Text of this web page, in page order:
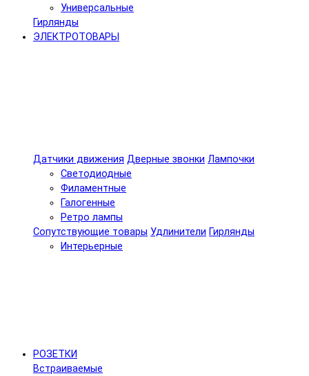
Универсальные
Гирлянды
ЭЛЕКТРОТОВАРЫ
Датчики движения Дверные звонки Лампочки
Светодиодные
Филаментные
Галогенные
Ретро лампы
Сопутствующие товары Удлинители Гирлянды
Интерьерные
РОЗЕТКИ
Встраиваемые